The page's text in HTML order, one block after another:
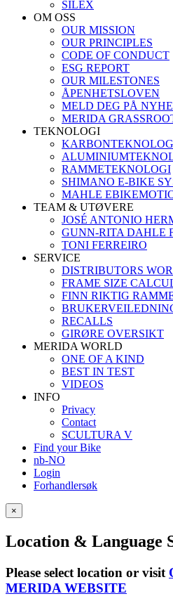
SILEX
OM OSS
OUR MISSION
OUR PRINCIPLES
CODE OF CONDUCT
ESG REPORT
OUR MILESTONES
ÅPENHETSLOVEN
MELD DEG PÅ
MERIDA
TEKNOLOGI
RAMMETEKNOLOGI
SHIMANO E-BIKE
MAHLE
TEAM & UTØVERE
JOSÉ ANTONIO
GUNN-RITA DAHLE
TONI FERREIRO
SERVICE
DISTRIBUTORS
FRAME SIZE
FINN RIKTIG
RECALLS
GIRØRE OVERSIKT
MERIDA WORLD
ONE OF A KIND
BEST IN TEST
VIDEOS
INFO
Privacy
Contact
SCULTURA V
Find your Bike
nb-NO
Login
Forhandlersøk
×
Location & Language
Please select location or visit
MERIDA WEBSITE